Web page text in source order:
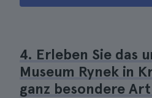
4. Erleben Sie das
Museum Rynek in
ganz besondere